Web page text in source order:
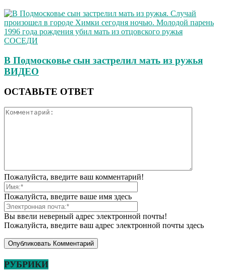
СОСЕДИ
В Подмосковье сын застрелил мать из ружья
ВИДЕО
ОСТАВЬТЕ ОТВЕТ
Пожалуйста, введите ваш комментарий!
Пожалуйста, введите ваше имя здесь
Вы ввели неверный адрес электронной почты!
Пожалуйста, введите ваш адрес электронной почты здесь
РУБРИКИ